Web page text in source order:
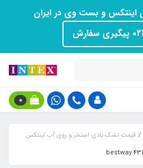
اینتکس و بست وی در ایران
0
قیمت تشک بادی استخر و روی آب اینتکس